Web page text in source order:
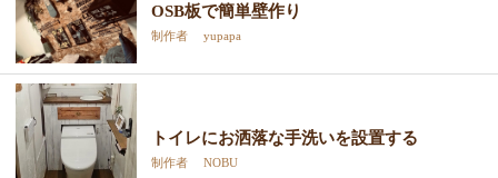
OSB板で簡単壁作り
制作者 yupapa
トイレにお洒落な手洗いを設置する
制作者 NOBU